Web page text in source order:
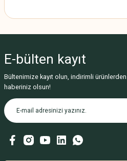
E-bülten kayıt
Bültenimize kayıt olun, indirimli
haberiniz olsun!